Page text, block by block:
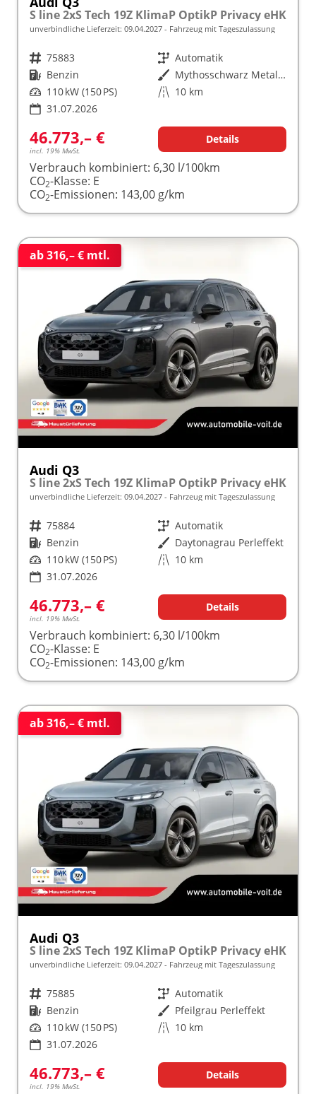
S line 2xS Tech 19Z KlimaP OptikP Privacy eHK
unverbindliche Lieferzeit: 09.04.2027 Fahrzeug mit Tageszulassung
Fahrzeugnr. 75883 Getriebe Automatik
Kraftstoff Benzin Außenfarbe
Mythosschwarz Metallic
Leistung 110 kW (150 PS) Kilometerstand 10 km
31.07.2026
46.773,– €
incl. 19% MwSt.
Details
Verbrauch kombiniert: 6,30 l/100km
CO2-Klasse: E
CO2-Emissionen: 143,00 g/km
ab 316,– € mtl.
Audi Q3
S line 2xS Tech 19Z KlimaP OptikP Privacy eHK
unverbindliche Lieferzeit: 09.04.2027 Fahrzeug mit Tageszulassung
Fahrzeugnr. 75884 Getriebe Automatik
Kraftstoff Benzin Außenfarbe Daytonagrau Perleffekt
Leistung 110 kW (150 PS) Kilometerstand 10 km
31.07.2026
46.773,– €
incl. 19% MwSt.
Details
Verbrauch kombiniert: 6,30 l/100km
CO2-Klasse: E
CO2-Emissionen: 143,00 g/km
ab 316,– € mtl.
Audi Q3
S line 2xS Tech 19Z KlimaP OptikP Privacy eHK
unverbindliche Lieferzeit: 09.04.2027 Fahrzeug mit Tageszulassung
Fahrzeugnr. 75885 Getriebe Automatik
Kraftstoff Benzin Außenfarbe Pfeilgrau Perleffekt
Leistung 110 kW (150 PS) Kilometerstand 10 km
31.07.2026
46.773,– €
incl. 19% MwSt.
Details